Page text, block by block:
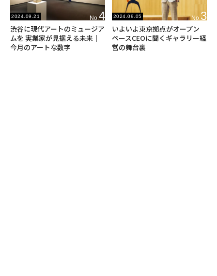
2024.09.21 No.4
渋谷に現代アートのミュージア
ムを 実業家が見据える未来｜
今月のアートな数字
2024.09.05 No.3
いよいよ東京拠点がオープン
ペースCEOに聞くギャラリー経
営の舞台裏